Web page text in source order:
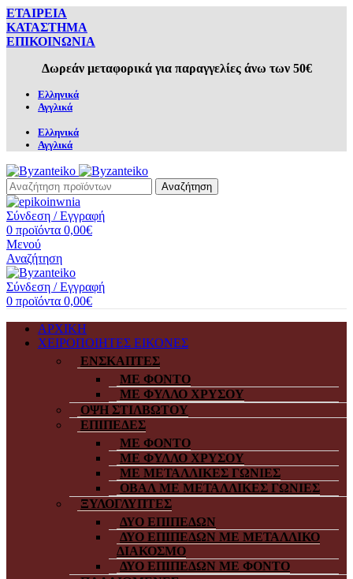
ΕΤΑΙΡΕΙΑ
ΚΑΤΑΣΤΗΜΑ
ΕΠΙΚΟΙΝΩΝΙΑ
Δωρεάν μεταφορικά για παραγγελίες άνω των 50€
Ελληνικά
Αγγλικά
Ελληνικά
Αγγλικά
Αναζήτηση
Σύνδεση / Εγγραφή
0 προϊόντα 0,00€
Μενού
Αναζήτηση
Σύνδεση / Εγγραφή
0 προϊόντα 0,00€
ΑΡΧΙΚΗ
ΧΕΙΡΟΠΟΙΗΤΕΣ ΕΙΚΟΝΕΣ
ΕΝΣΚΑΠΤΕΣ
ΜΕ ΦΟΝΤΟ
ΜΕ ΦΥΛΛΟ ΧΡΥΣΟΥ
ΟΨΗ ΣΤΙΛΒΩΤΟΥ
ΕΠΙΠΕΔΕΣ
ΜΕ ΦΟΝΤΟ
ΜΕ ΦΥΛΛΟ ΧΡΥΣΟΥ
ΜΕ ΜΕΤΑΛΛΙΚΕΣ ΓΩΝΙΕΣ
ΟΒΑΛ ΜΕ ΜΕΤΑΛΛΙΚΕΣ ΓΩΝΙΕΣ
ΞΥΛΟΓΛΥΠΤΕΣ
ΔΥΟ ΕΠΙΠΕΔΩΝ
ΔΥΟ ΕΠΙΠΕΔΩΝ ΜΕ ΜΕΤΑΛΛΙΚΟ
ΔΙΑΚΟΣΜΟ
ΔΥΟ ΕΠΙΠΕΔΩΝ ΜΕ ΦΟΝΤΟ